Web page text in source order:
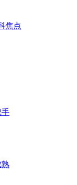
焦点
手
熟